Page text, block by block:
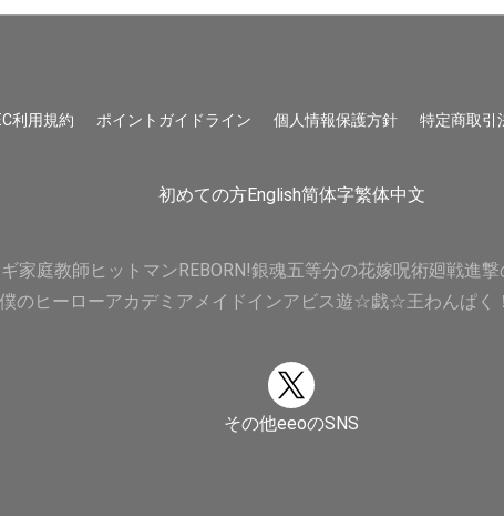
利用規約 ポイントガイドライン 個人情報保護方針 特定商取引
初めての方English简体字繁体中文
家庭教師ヒットマンREBORN!銀魂五等分の花嫁呪術廻戦進撃
僕のヒーローアカデミア メイドインアビス遊☆戯☆王わんぱく
その他eeoのSNS